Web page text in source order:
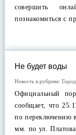
совершить
познакомиться с
Не будет воды
Новость в рубрике:
Официальный
сообщает, что
по переключению
мм. по ул.